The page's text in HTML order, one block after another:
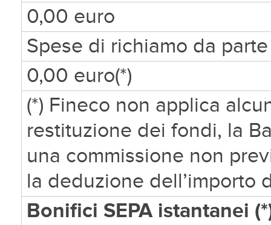
0,00 euro
Spese di richiamo da
0,00 euro(*)
(*) Fineco non applica
restituzione dei fondi, la
una commissione non
la deduzione dell’importo
Bonifici SEPA istantanei